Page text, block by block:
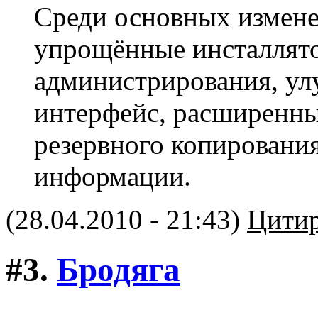
Среди основных
упрощённые
администрирования,
интерфейс,
резервного
информации.
(28.04.2010 - 21:43)
#3. Бродяга